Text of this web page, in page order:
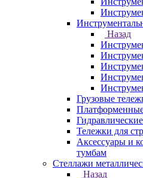
Назад
Грузовые
Тележки для
Аксесcуары и
тумбам
Стеллажи
Назад